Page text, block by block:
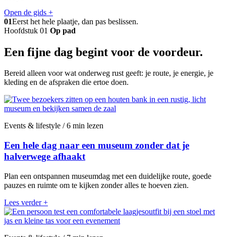
Open de gids +
01Eerst het hele plaatje, dan pas beslissen.
Hoofdstuk 01 Op pad
Een fijne dag begint voor de voordeur.
Bereid alleen voor wat onderweg rust geeft: je route, je energie, je
kleding en de afspraken die ertoe doen.
Events & lifestyle / 6 min lezen
Een hele dag naar een museum zonder dat je
halverwege afhaakt
Plan een ontspannen museumdag met een duidelijke route, goede
pauzes en ruimte om te kijken zonder alles te hoeven zien.
Lees verder+